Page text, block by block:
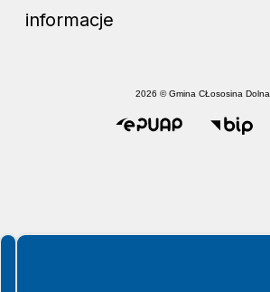
informacje
2026 © Gmina CŁososina Dolna
Spełniamy standardy WCAG 2.2
Spełniamy standardy W3C